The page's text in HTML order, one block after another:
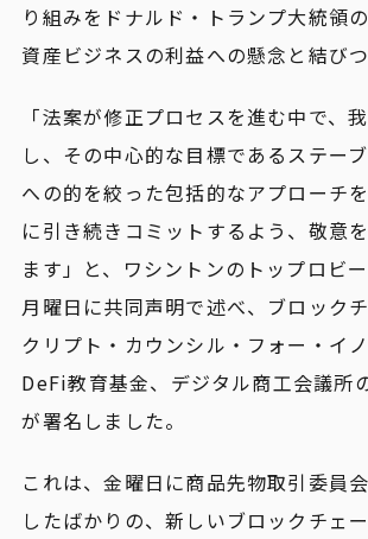
り組みをドナルド・トランプ大統領
資産ビジネスの利益への懸念と結びつ
「法案が修正プロセスを進む中で、
し、その中心的な目標であるステー
への的を絞った包括的なアプローチ
に引き続きコミットするよう、敬意
ます」と、ワシントンのトップロビ
月曜日に共同声明で述べ、ブロックチ
クリプト・カウンシル・フォー・イノ
DeFi教育基金、デジタル商工会議所
が署名しました。
これは、金曜日に商品先物取引委員
したばかりの、新しいブロックチェ